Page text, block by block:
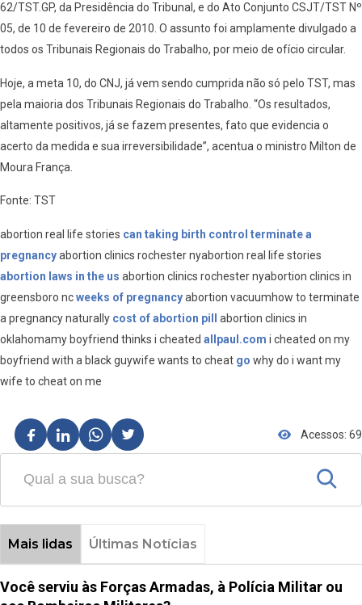
62/TST.GP, da Presidência do Tribunal, e do Ato Conjunto CSJT/TST Nº
05, de 10 de fevereiro de 2010. O assunto foi amplamente divulgado a
todos os Tribunais Regionais do Trabalho, por meio de ofício circular.
Hoje, a meta 10, do CNJ, já vem sendo cumprida não só pelo TST, mas
pela maioria dos Tribunais Regionais do Trabalho. “Os resultados,
altamente positivos, já se fazem presentes, fato que evidencia o
acerto da medida e sua irreversibilidade”, acentua o ministro Milton de
Moura França.
Fonte: TST
abortion real life stories can taking birth control terminate a
pregnancyabortion clinics rochester nyabortion real life stories
abortion laws in the us abortion clinics rochester nyabortion clinics in
greensboro ncweeks of pregnancyabortion vacuumhow to terminate
a pregnancy naturally cost of abortion pill
abortion clinics in
oklahomamy boyfriend thinks i cheated allpaul.com i cheated on my
boyfriend with a black guywife wants to cheat go why do i want my
wife to cheat on me
Acessos: 69
Mais lidas Últimas Notícias
Você serviu às Forças Armadas, à Polícia Militar ou